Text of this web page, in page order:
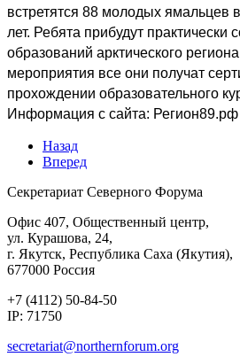
встретятся 88 молодых ямальцев
лет. Ребята прибудут
образований арктического
мероприятия все они получат
прохождении образовательного
Информация с сайта: Регион89.рф
Назад
Вперед
Секретариат Северного Форума
Офис 407, Общественный центр,
ул. Курашова, 24,
г. Якутск, Республика Саха (Якутия),
677000 Россия
+7 (4112) 50-84-50
IP: 71750